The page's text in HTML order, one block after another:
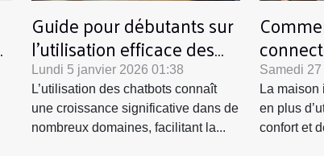
Guide pour débutants sur
l'utilisation efficace des
chatbots
Lundi 5 janvier 2026 01:38
L’utilisation des chatbots connaît
une croissance significative dans de
nombreux domaines, facilitant la...
elles
Samedi
La
en plus
confort et